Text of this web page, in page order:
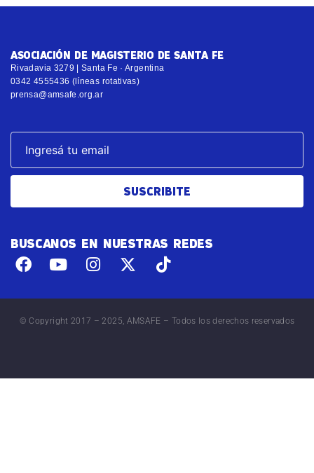
ASOCIACIÓN DE MAGISTERIO DE SANTA FE
Rivadavia 3279 | Santa Fe · Argentina
0342 4555436 (líneas rotativas)
prensa@amsafe.org.ar
SUSCRIBITE
BUSCANOS EN NUESTRAS REDES
© Copyright 2017 – 2025, AMSAFE – Todos los derechos reservados